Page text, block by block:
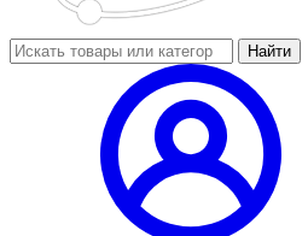
Найти